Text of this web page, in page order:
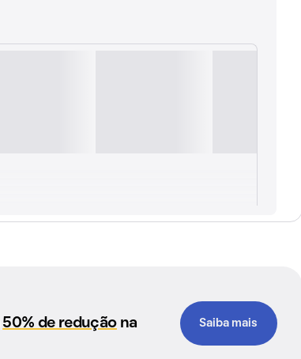
50% de reduçãona
Saiba mais